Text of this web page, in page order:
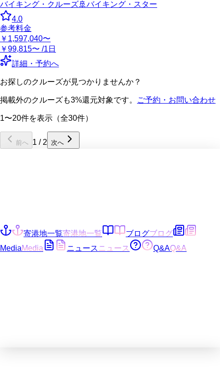
バイキング・クルーズ🚢 バイキング・スター
4.0
参考料金
￥1,597,040〜
￥99,815〜 /1日
詳細・予約へ
お探しのクルーズが見つかりませんか？
掲載外のクルーズも3%還元対象です。 ご予約・お問い合わせ
1〜20件を表示（全30件）
前へ 1 / 2 次へ
寄港地一覧寄港地一覧 ブログブログ
MediaMedia ニュース ニュース Q&AQ&A